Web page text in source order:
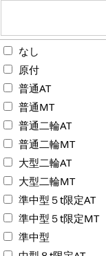
なし
原付
普通AT
普通MT
普通二輪AT
普通二輪MT
大型二輪AT
大型二輪MT
準中型５t限定AT
準中型５t限定MT
準中型